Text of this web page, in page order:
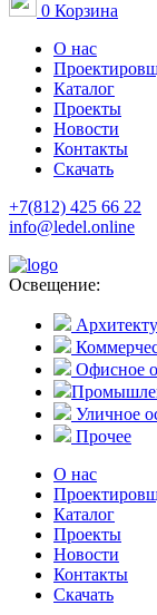
0 Корзина
О нас
Каталог
Проекты
Новости
Контакты
Скачать
+7(812) 425 66 22
info@ledel.online
Освещение:
Офисное
Уличное
Прочее
О нас
Каталог
Проекты
Новости
Контакты
Скачать